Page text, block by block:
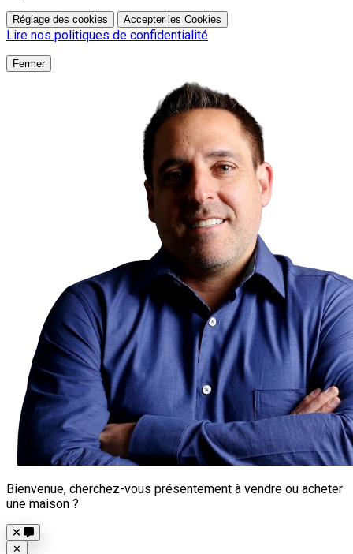
Réglage des cookies Accepter les Cookies
Lire nos politiques de confidentialité
Fermer
Bienvenue, cherchez-vous présentement à vendre ou acheter
une maison ?
Close
✕